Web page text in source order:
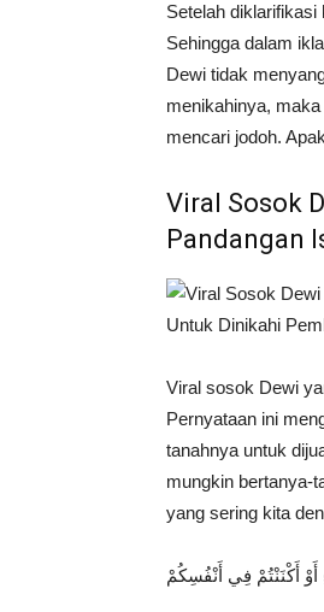
Setelah
Sehingga dalam
Dewi tidak
menikahinya,
mencari jodoh.
Viral Sosok
Pandangan
Viral sosok Dewi
Pernyataan ini
tanahnya untuk
mungkin bertanya-
yang sering kita
أَكْنَنْتُمْ فِي أَنْفُسِكُمْ